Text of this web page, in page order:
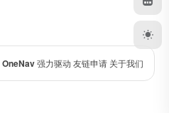
OneNav强力驱动 友链申请 关于我们